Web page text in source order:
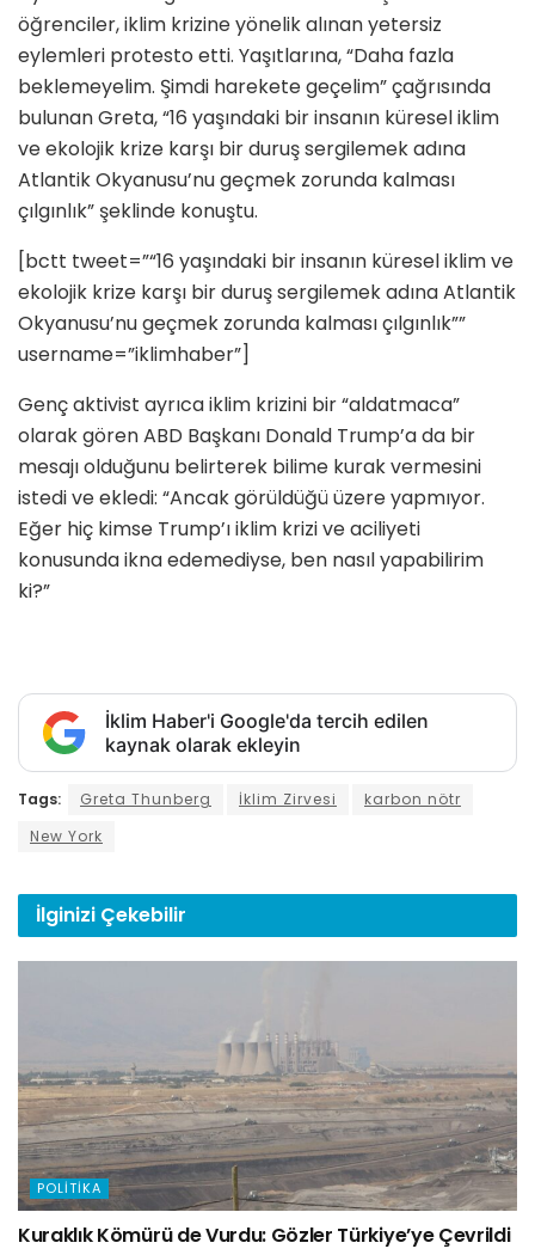
öğrenciler, iklim krizine yönelik alınan yetersiz
eylemleri protesto etti. Yaşıtlarına, “Daha fazla
beklemeyelim. Şimdi harekete geçelim” çağrısında
bulunan Greta, “16 yaşındaki bir insanın küresel iklim
ve ekolojik krize karşı bir duruş sergilemek adına
Atlantik Okyanusu’nu geçmek zorunda kalması
çılgınlık” şeklinde konuştu.
[bctt tweet=”“16 yaşındaki bir insanın küresel iklim ve
ekolojik krize karşı bir duruş sergilemek adına Atlantik
Okyanusu’nu geçmek zorunda kalması çılgınlık””
username=”iklimhaber”]
Genç aktivist ayrıca iklim krizini bir “aldatmaca”
olarak gören ABD Başkanı Donald Trump’a da bir
mesajı olduğunu belirterek bilime kurak vermesini
istedi ve ekledi: “Ancak görüldüğü üzere yapmıyor.
Eğer hiç kimse Trump’ı iklim krizi ve aciliyeti
konusunda ikna edemediyse, ben nasıl yapabilirim
ki?”
İklim Haber'i Google'da tercih edilen
kaynak olarak ekleyin
Tags: Greta Thunberg İklim Zirvesi
karbon nötr
New York
İlginizi Çekebilir
POLITIKA
Kuraklık Kömürü de Vurdu: Gözler Türkiye’ye Çevrildi